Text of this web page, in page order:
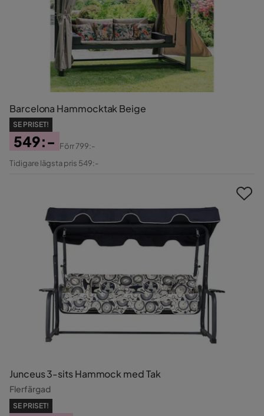
Barcelona Hammocktak Beige
SE PRISET!
Pris
549:-
Original
Förr799:-
Tidigare lägsta pris 549:-
Junceus 3-sits Hammock med Tak
Flerfärgad
SE PRISET!